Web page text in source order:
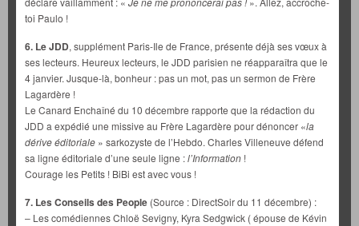
toi Paulo !
6. Le JDD, supplément Paris-Ile de France, présente déjà ses vœux à
ses lecteurs. Heureux lecteurs, le JDD parisien ne réapparaîtra que le
4 janvier. Jusque-là, bonheur : pas un mot, pas un sermon de Frère
Lagardère !
Le Canard Enchaîné du 10 décembre rapporte que la rédaction du
JDD a expédié une missive au Frère Lagardère pour dénoncer «la
dériveéditoriale » sarkozyste de l’Hebdo. Charles Villeneuve défend
sa ligne éditoriale d’une seule ligne :l’Information !
Courage les Petits ! BiBi est avec vous !
7. Les Conseils des People (Source : DirectSoir du 11 décembre) :
– Les comédiennes Chloë Sevigny, Kyra Sedgwick ( épouse de Kévin